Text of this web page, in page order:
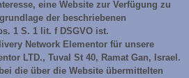
eine Website zur Verfügung zu
der beschriebenen
1 S. 1 lit. f DSGVO ist.
Network Elementor für unsere
LTD., Tuval St 40, Ramat Gan, Israel.
die über die Website übermittelten